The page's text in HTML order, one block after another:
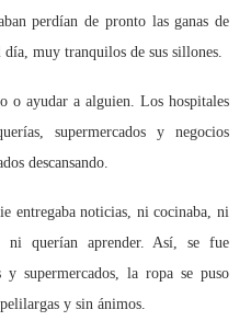
perdían de pronto las ganas de
muy tranquilos de sus sillones.
ayudar a alguien. Los hospitales
supermercados y negocios
descansando.
entregaba noticias, ni cocinaba, ni
ni querían aprender. Así, se fue
y supermercados, la ropa se puso
y sin ánimos.